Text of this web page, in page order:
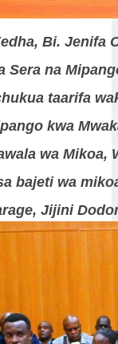
Bi. Jenifa
na
taarifa
kwa
wa Mikoa,
bajeti wa
Jijini